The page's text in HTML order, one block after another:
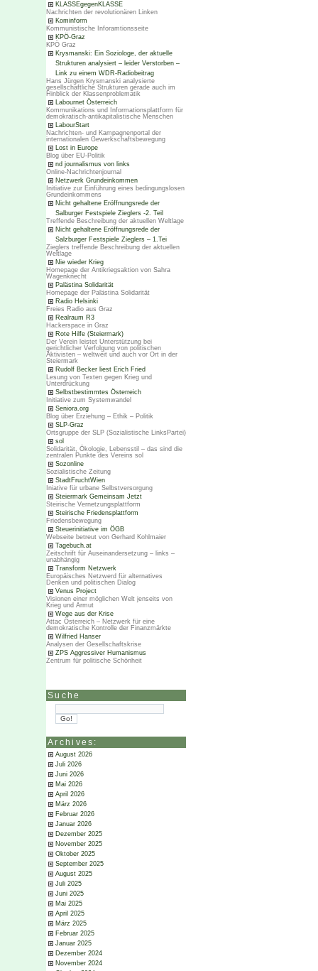
KLASSEgegenKLASSE
Nachrichten der revolutionären Linken
Kominform
Kommunistische Inforamtionsseite
KPÖ-Graz
KPÖ Graz
Krysmanski: Ein Soziologe, der aktuelle
Strukturen analysiert – leider Verstorben –
Link zu einem WDR-Radiobeitrag
Hans Jürgen Krysmanski analysierte
gesellschaftliche Strukturen gerade auch im
Hinblick der Klassenproblematik
Labournet Österreich
Kommunikations und Informationsplattform für
demokratisch-antikapitalistische Menschen
LabourStart
Nachrichten- und Kampagnenportal der
internationalen Gewerkschaftsbewegung
Lost in Europe
Blog über EU-Politik
nd journalismus von links
Online-Nachrichtenjournal
Netzwerk Grundeinkommen
Initiative zur Einführung eines bedingungslosen
Grundeinkommens
Nicht gehaltene Eröffnungsrede der
Salburger Festspiele Zieglers -2. Teil
Treffende Beschreibung der aktuellen Weltlage
Nicht gehaltene Eröffnungsrede der
Salzburger Festspiele Zieglers – 1.Tei
Zieglers treffende Beschreibung der aktuellen
Weltlage
Nie wieder Krieg
Homepage der Antikriegsaktion von Sahra
Wagenknecht
Palästina Solidarität
Homepage der Palästina Solidarität
Radio Helsinki
Freies Radio aus Graz
Realraum R3
Hackerspace in Graz
Rote Hilfe (Steiermark)
Der Verein leistet Unterstützung bei
gerichtlicher Verfolgung von politischen
Aktivisten – weltweit und auch vor Ort in der
Steiermark
Rudolf Becker liest Erich Fried
Lesung von Texten gegen Krieg und
Unterdrückung
Selbstbestimmtes Österreich
Initiative zum Systemwandel
Seniora.org
Blog über Erziehung – Ethik – Politik
SLP-Graz
Ortsgruppe der SLP (Sozialistische LinksPartei)
sol
Solidarität, Ökologie, Lebensstil – das sind die
zentralen Punkte des Vereins sol
Sozonline
Sozialistische Zeitung
StadtFruchtWien
Iniative für urbane Selbstversorgung
Steiermark Gemeinsam Jetzt
Steirische Vernetzungsplattform
Steirische Friedensplattform
Friedensbewegung
Steuerinitiative im ÖGB
Webseite betreut von Gerhard Kohlmaier
Tagebuch.at
Zeitschrift für Auseinandersetzung – links –
unabhängig
Transform Netzwerk
Europäisches Netzwerd für alternatives
Denken und politischen Dialog
Venus Project
Visionen einer möglichen Welt jenseits von
Krieg und Armut
Wege aus der Krise
Attac Österreich – Netzwerk für eine
demokratische Kontrolle der Finanzmärkte
Wilfried Hanser
Analysen der Gesellschaftskrise
ZPS Aggressiver Humanismus
Zentrum für politische Schönheit
Suche
Archives:
August 2026
Juli 2026
Juni 2026
Mai 2026
April 2026
März 2026
Februar 2026
Januar 2026
Dezember 2025
November 2025
Oktober 2025
September 2025
August 2025
Juli 2025
Juni 2025
Mai 2025
April 2025
März 2025
Februar 2025
Januar 2025
Dezember 2024
November 2024